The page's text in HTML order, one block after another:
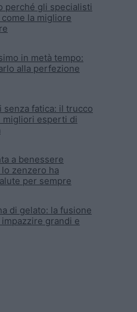
perché gli specialisti
la migliore
in metà tempo:
alla perfezione
senza fatica: il trucco
migliori esperti di
a benessere
zenzero ha
per sempre
di gelato: la fusione
grandi e